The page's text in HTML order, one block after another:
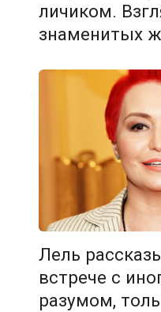
личиком.
знаменитых
Лель
встрече с
разумом,